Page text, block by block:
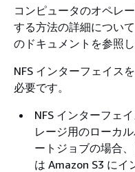
コンピュータのオペレ
する方法の詳細につい
のドキュメントを参照し
NFS インターフェイス
必要です。
NFS インターフェ
レージ用のローカ
ートジョブの場合
は Amazon S3 にイ